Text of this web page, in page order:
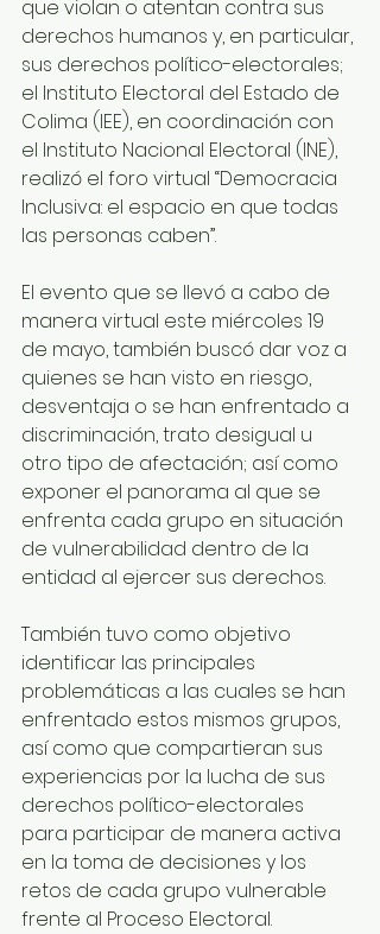
que violan o atentan contra sus
derechos humanos y, en particular,
sus derechos político-electorales;
el Instituto Electoral del Estado de
Colima (IEE), en coordinación con
el Instituto Nacional Electoral (INE),
realizó el foro virtual “Democracia
Inclusiva: el espacio en que todas
las personas caben”.
El evento que se llevó a cabo de
manera virtual este miércoles 19
de mayo, también buscó dar voz a
quienes se han visto en riesgo,
desventaja o se han enfrentado a
discriminación, trato desigual u
otro tipo de afectación; así como
exponer el panorama al que se
enfrenta cada grupo en situación
de vulnerabilidad dentro de la
entidad al ejercer sus derechos.
También tuvo como objetivo
identificar las principales
problemáticas a las cuales se han
enfrentado estos mismos grupos,
así como que compartieran sus
experiencias por la lucha de sus
derechos político-electorales
para participar de manera activa
en la toma de decisiones y los
retos de cada grupo vulnerable
frente al Proceso Electoral.